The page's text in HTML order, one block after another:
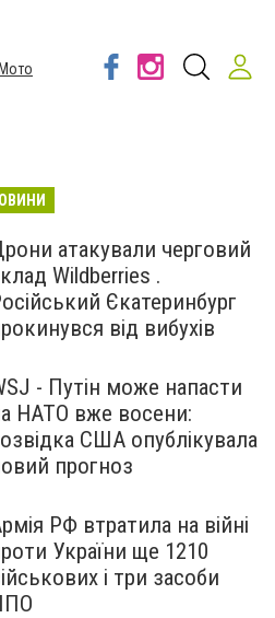
атакували черговий
Wildberries .
Єкатеринбург
від вибухів
- Путін може напасти
НАТО вже восени:
США опублікувала
прогноз
РФ втратила на війні
України ще 1210
і три засоби